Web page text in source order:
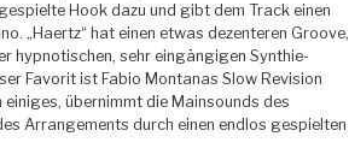
Hook dazu und gibt dem Track einen
„Haertz“ hat einen etwas dezenteren Groove,
hypnotischen, sehr eingängigen Synthie-
Favorit ist Fabio Montanas Slow Revision
übernimmt die Mainsounds des
Arrangements durch einen endlos gespielten